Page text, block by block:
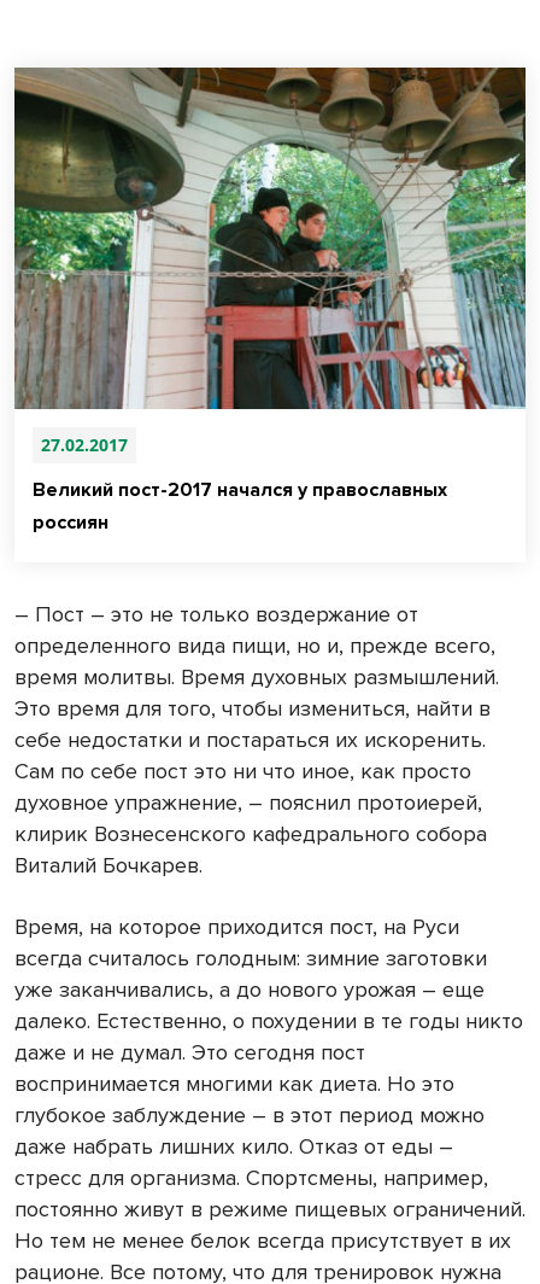
27.02.2017
Великий пост-2017 начался у православных
россиян
– Пост – это не только воздержание от
определенного вида пищи, но и, прежде всего,
время молитвы. Время духовных размышлений.
Это время для того, чтобы измениться, найти в
себе недостатки и постараться их искоренить.
Сам по себе пост это ни что иное, как просто
духовное упражнение, – пояснил протоиерей,
клирик Вознесенского кафедрального собора
Виталий Бочкарев.
Время, на которое приходится пост, на Руси
всегда считалось голодным: зимние заготовки
уже заканчивались, а до нового урожая – еще
далеко. Естественно, о похудении в те годы никто
даже и не думал. Это сегодня пост
воспринимается многими как диета. Но это
глубокое заблуждение – в этот период можно
даже набрать лишних кило. Отказ от еды –
стресс для организма. Спортсмены, например,
постоянно живут в режиме пищевых ограничений.
Но тем не менее белок всегда присутствует в их
рационе. Все потому, что для тренировок нужна